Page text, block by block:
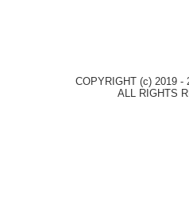
COPYRIGHT (c) 2019 -
ALL RIGHTS